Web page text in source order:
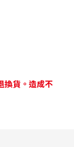
換貨。造成不